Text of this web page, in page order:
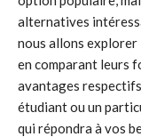
alternatives
nous allons
en comparant leurs
avantages
étudiant ou un
qui répondra à vos